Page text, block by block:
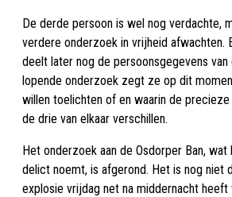
De derde persoon is wel nog verdachte,
verdere onderzoek in vrijheid afwachten.
deelt later nog de persoonsgegevens
lopende onderzoek zegt ze op dit
willen toelichten of en waarin de precieze
de drie van elkaar verschillen.
Het onderzoek aan de Osdorper Ban, wat
delict noemt, is afgerond. Het is nog niet
explosie vrijdag net na middernacht